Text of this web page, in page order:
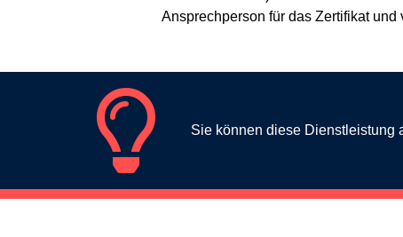
Ansprechperson für das Zertifikat
Sie können diese Dienstleistung